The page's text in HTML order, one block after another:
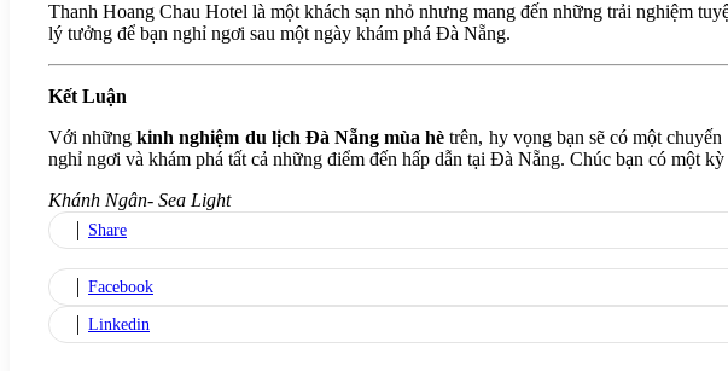
Thanh Hoang Chau Hotel là một khách sạn nhỏ nhưng mang đến những trải nghiệm
lý tưởng để bạn nghỉ ngơi sau một ngày khám phá Đà Nẵng.
Kết Luận
Với nhữngkinh nghiệm du lịch Đà Nẵng mùa hè trên, hy vọng bạn sẽ có một
nghỉ ngơi và khám phá tất cả những điểm đến hấp dẫn tại Đà Nẵng. Chúc bạn có một
Khánh Ngân- Sea Light
Share
Facebook
Linkedin